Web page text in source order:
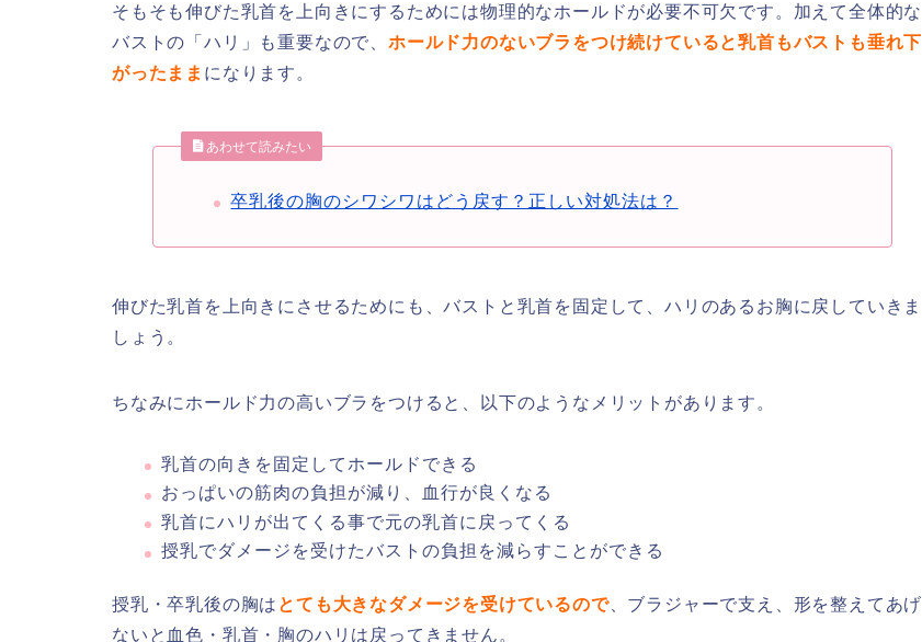
そもそも伸びた乳首を上向きにするためには物理的なホールドが必要不可欠です。加えて全体的な
バストの「ハリ」も重要なので、ホールド力のないブラをつけ続けていると乳首もバストも垂れ下
がったまま になります。
あわせて読みたい
卒乳後の胸のシワシワはどう戻す？正しい対処法は？
伸びた乳首を上向きにさせるためにも、バストと乳首を固定して、ハリのあるお胸に戻していきま
しょう。
ちなみにホールド力の高いブラをつけると、以下のようなメリットがあります。
乳首の向きを固定してホールドできる
おっぱいの筋肉の負担が減り、血行が良くなる
乳首にハリが出てくる事で元の乳首に戻ってくる
授乳でダメージを受けたバストの負担を減らすことができる
授乳・卒乳後の胸は とても大きなダメージを受けているので、ブラジャーで支え、形を整えてあげ
ないと血色・乳首・胸のハリは戻ってきません。